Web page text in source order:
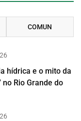
COMUN
hídrica e o mito da
no Rio Grande do